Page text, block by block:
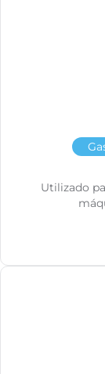
Utilizado